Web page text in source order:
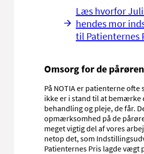
Nogle måneder efter du er
udskrevet, inviterer vi dig til
hvor vi følger op på dit forløb
den stue, du var indlagt på.
Læs hvorfor
hendes mor
til Patienternes
Omsorg for de
På NOTIA er patienterne ofte
ikke er i stand til at bemærke
behandling og pleje, de får.
opmærksomhed på de
meget vigtig del af vores
netop det, som
Patienternes Pris lagde vægt